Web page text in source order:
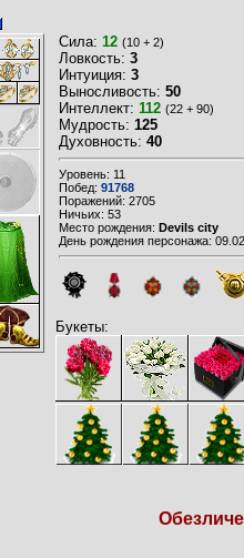
Сила: 12 (10 + 2)
Ловкость: 3
Интуиция: 3
Выносливость: 50
Интеллект: 112 (22 + 90)
Мудрость: 125
Духовность: 40
Уровень: 11
Побед: 91768
Поражений: 2705
Ничьих: 53
Место рождения: Devils city
День рождения персонажа:
Букеты: